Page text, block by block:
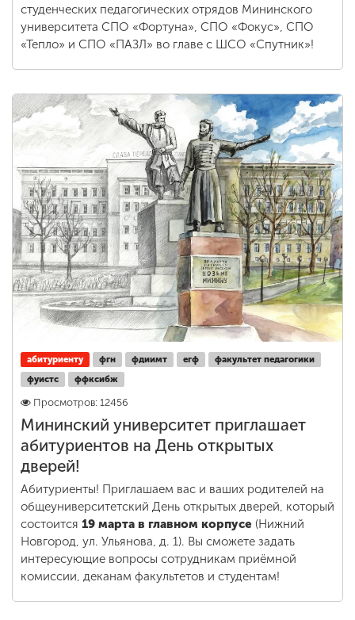
студенческих педагогических отрядов Мининского
университета СПО «Фортуна», СПО «Фокус», СПО
«Тепло» и СПО «ПАЗЛ» во главе с ШСО «Спутник»!
абитуриенту фгн фдиимт егф
факультет педагогики
фуистс
ффксибж
Просмотров: 12456
Мининский университет приглашает
абитуриентов на День открытых
дверей!
Абитуриенты! Приглашаем вас и ваших родителей на
общеуниверситетский День открытых дверей, который
состоится 19 марта в главном корпусе (Нижний
Новгород, ул. Ульянова, д. 1). Вы сможете задать
интересующие вопросы сотрудникам приёмной
комиссии, деканам факультетов и студентам!